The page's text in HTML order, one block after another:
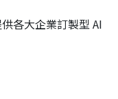
各大企業訂製型 AI